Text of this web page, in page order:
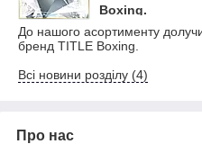
Boxing.
До нашого асортименту
бренд TITLE Boxing.
Всі новини розділу (4)
Про нас